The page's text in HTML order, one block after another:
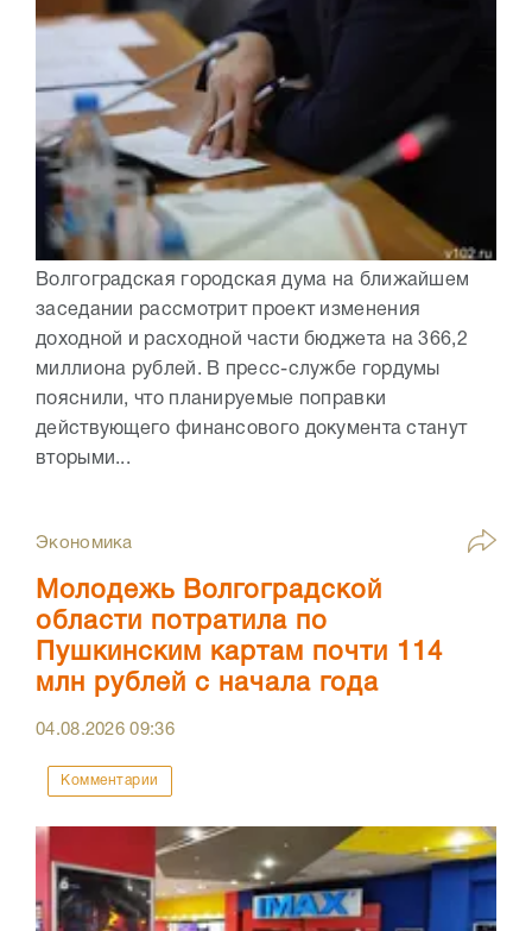
Волгоградская городская дума на ближайшем
заседании рассмотрит проект изменения
доходной и расходной части бюджета на 366,2
миллиона рублей. В пресс-службе гордумы
пояснили, что планируемые поправки
действующего финансового документа станут
вторыми...
Экономика
Молодежь Волгоградской
области потратила по
Пушкинским картам почти 114
млн рублей с начала года
04.08.202609:36
Комментарии